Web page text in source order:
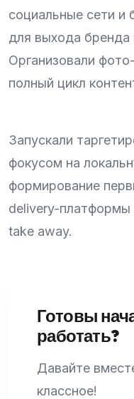
социальные сети и
для выхода бренда
Организовали
полный цикл
Запускали
фокусом на
формирование
delivery-платформы
take away.
Готовы
работать?
Давайте
классное!